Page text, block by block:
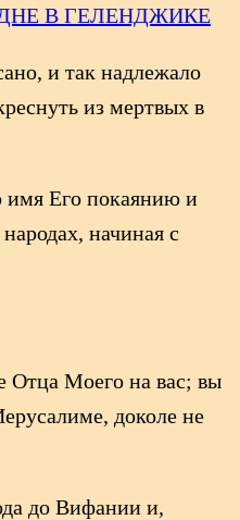
и так надлежало
из мертвых в
имя Его покаянию и
начиная с
Отца Моего на вас; вы
доколе не
до Вифании и,